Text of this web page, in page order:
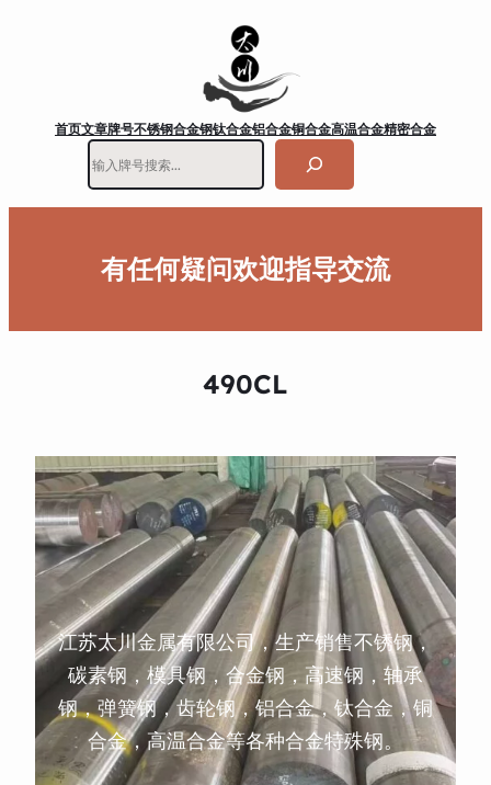
首页文章牌号不锈钢合金钢钛合金铝合金铜合金高温合金精密合金
有任何疑问欢迎指导交流
490CL
江苏太川金属有限公司，生产销售不锈钢，
碳素钢，模具钢，合金钢，高速钢，轴承
钢，弹簧钢，齿轮钢，铝合金，钛合金，铜
合金，高温合金等各种合金特殊钢。